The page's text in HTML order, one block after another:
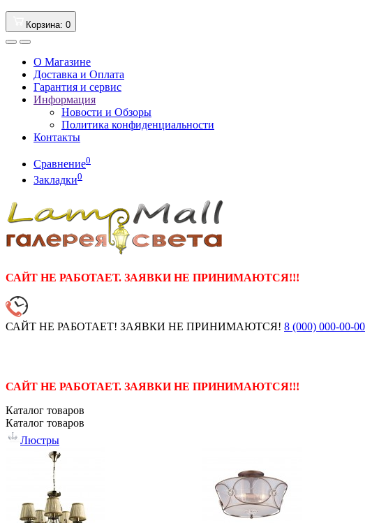
Корзина: 0
О Магазине
Доставка и Оплата
Гарантия и сервис
Информация
Новости и Обзоры
Политика конфиденциальности
Контакты
Сравнение0
Закладки0
САЙТ НЕ РАБОТАЕТ. ЗАЯВКИ НЕ ПРИНИМАЮТСЯ!!!
САЙТ НЕ РАБОТАЕТ! ЗАЯВКИ НЕ ПРИНИМАЮТСЯ! 8 (000) 000-00-00
САЙТ НЕ РАБОТАЕТ. ЗАЯВКИ НЕ ПРИНИМАЮТСЯ!!!
Каталог товаров
Каталог товаров
Люстры